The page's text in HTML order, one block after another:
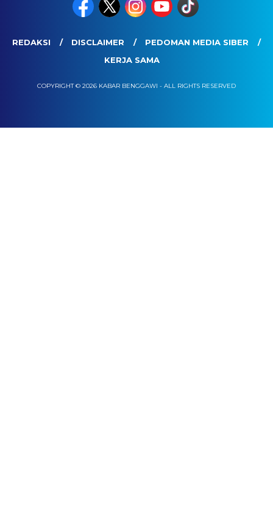
REDAKSI DISCLAIMER
PEDOMAN MEDIA SIBER
KERJA SAMA
COPYRIGHT © 2026 KABAR BENGGAWI - ALL RIGHTS RESERVED